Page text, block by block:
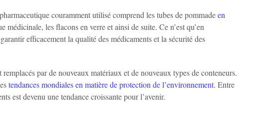
couramment utilisé comprend les tubes de pommadeen
les flacons en verre et ainsi de suite. Ce n’est qu’en
efficacement la qualité des médicaments et la sécurité des
par de nouveaux matériaux et de nouveaux types de conteneurs.
tendances mondiales en matière de protection de l’environnement. Entre
est devenu une tendance croissante pour l’avenir.